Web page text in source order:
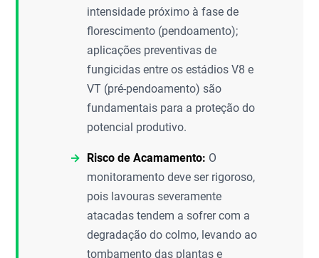
intensidade próximo à fase de
florescimento (pendoamento);
aplicações preventivas de
fungicidas entre os estádios V8 e
VT (pré-pendoamento) são
fundamentais para a proteção do
potencial produtivo.
Risco de Acamamento: O
monitoramento deve ser rigoroso,
pois lavouras severamente
atacadas tendem a sofrer com a
degradação do colmo, levando ao
tombamento das plantas e